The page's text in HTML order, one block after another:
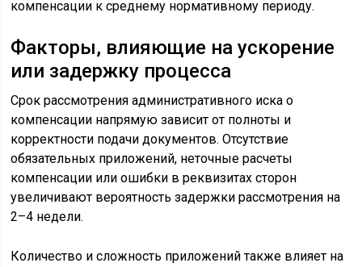
компенсации к среднему нормативному периоду.
Факторы, влияющие на ускорение
или задержку процесса
Срок рассмотрения административного иска о
компенсации напрямую зависит от полноты и
корректности подачи документов. Отсутствие
обязательных приложений, неточные расчеты
компенсации или ошибки в реквизитах сторон
увеличивают вероятность задержки рассмотрения на
2–4 недели.
Количество и сложность приложений также влияет на